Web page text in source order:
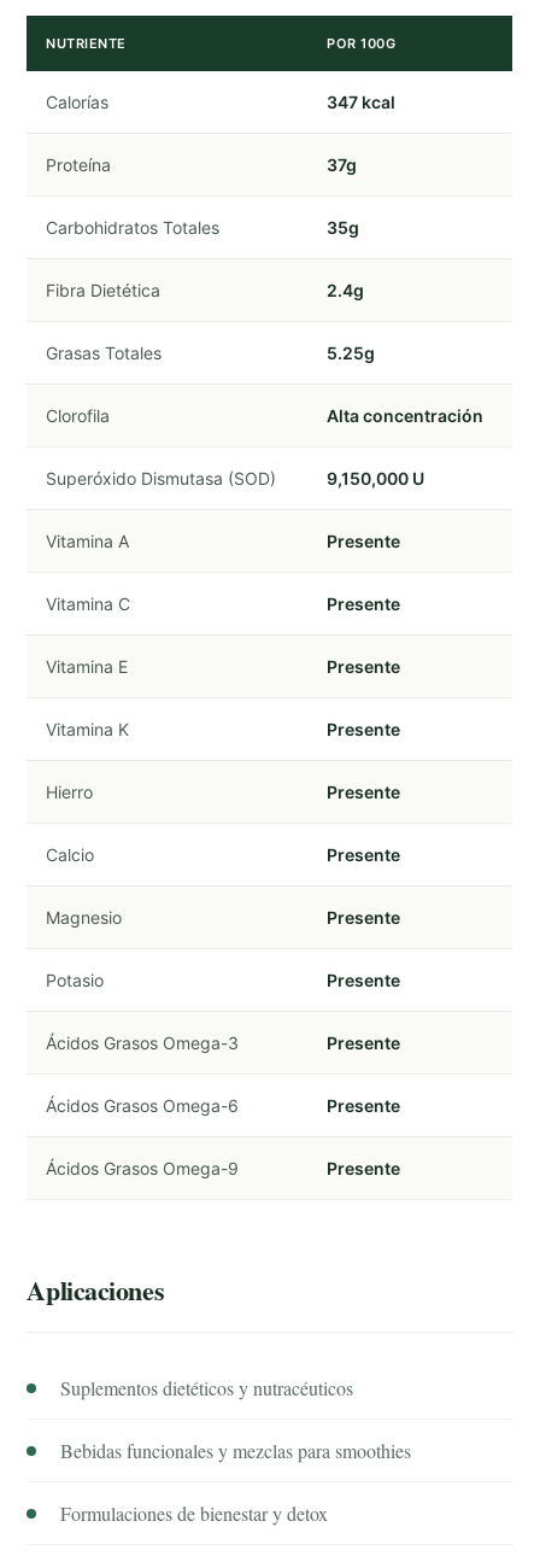
NUTRIENTE POR 100G
Calorías 347 kcal
Proteína 37g
Carbohidratos Totales 35g
Fibra Dietética 2.4g
Grasas Totales 5.25g
Clorofila Alta concentración
Superóxido Dismutasa (SOD) 9,150,000 U
Vitamina A Presente
Vitamina C Presente
Vitamina E Presente
Vitamina K Presente
Hierro Presente
Calcio Presente
Magnesio Presente
Potasio Presente
Ácidos Grasos Omega-3 Presente
Ácidos Grasos Omega-6 Presente
Ácidos Grasos Omega-9 Presente
Aplicaciones
Suplementos dietéticos y nutracéuticos
Bebidas funcionales y mezclas para smoothies
Formulaciones de bienestar y detox